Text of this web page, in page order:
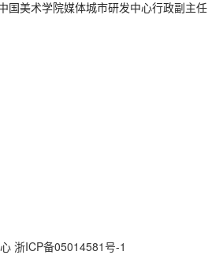
国美术学院媒体城市研发中心行政副主
浙ICP备05014581号-1